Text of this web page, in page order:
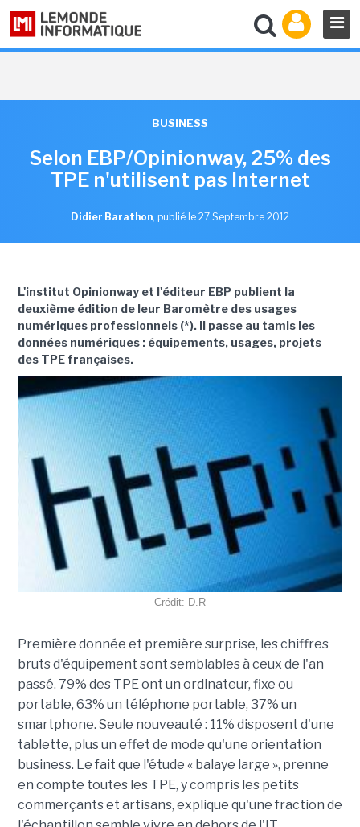
BUSINESS
Selon EBP/Opinionway, 25% des
TPE n'utilisent pas Internet
Didier Barathon, publié le 27 Septembre 2012
L'institut Opinionway et l'éditeur EBP publient la
deuxième édition de leur Baromètre des usages
numériques professionnels (*). Il passe au tamis les
données numériques : équipements, usages, projets
des TPE françaises.
Crédit: D.R
Première donnée et première surprise, les chiffres
bruts d'équipement sont semblables à ceux de l'an
passé. 79% des TPE ont un ordinateur, fixe ou
portable, 63% un téléphone portable, 37% un
smartphone. Seule nouveauté : 11% disposent d'une
tablette, plus un effet de mode qu'une orientation
business. Le fait que l'étude « balaye large », prenne
en compte toutes les TPE, y compris les petits
commerçants et artisans, explique qu'une fraction de